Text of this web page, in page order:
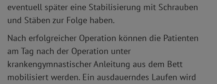
eventuell später eine Stabilisierung mit Schrauben
und Stäben zur Folge haben.
Nach erfolgreicher Operation können die Patienten
am Tag nach der Operation unter
krankengymnastischer Anleitung aus dem Bett
mobilisiert werden. Ein ausdauerndes Laufen wird